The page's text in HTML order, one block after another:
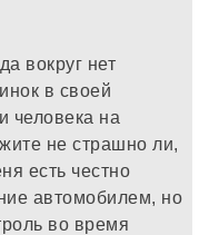
вокруг нет
в своей
человека на
не страшно ли,
есть честно
автомобилем, но
во время